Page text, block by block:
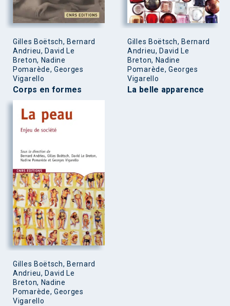
Gilles Boëtsch, Bernard
Andrieu, David Le
Breton, Nadine
Pomarède, Georges
Vigarello
Corps en formes
Gilles Boëtsch, Bernard
Andrieu, David Le
Breton, Nadine
Pomarède, Georges
Vigarello
La belle apparence
Gilles Boëtsch, Bernard
Andrieu, David Le
Breton, Nadine
Pomarède, Georges
Vigarello